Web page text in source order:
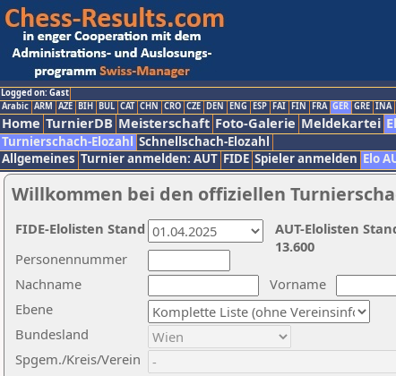
Logged on: Gast
Arabic ARM AZE BIH BUL CAT CHN CRO CZE DEN ENG ESP FAI FIN FRA GER GRE INA
Home TurnierDB Meisterschaft Foto-Galerie Meldekartei
Turnierschach-Elozahl Schnellschach-Elozahl
Allgemeines Turnier anmelden: AUT FIDE Spieler anmelden Elo
Willkommen bei den offiziellen
Nachname
Vorname
Ebene
Personennummer
Bundesland
Spgem./Kreis/Verein
AUT-Elolisten
13.600
FIDE-Elolisten Stand